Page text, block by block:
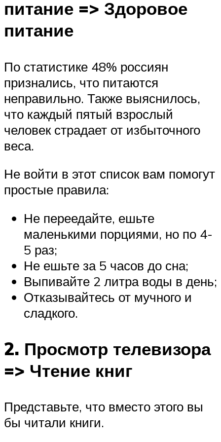
питание => Здоровое
питание
По статистике 48% россиян
признались, что питаются
неправильно. Также выяснилось,
что каждый пятый взрослый
человек страдает от избыточного
веса.
Не войти в этот список вам помогут
простые правила:
Не переедайте, ешьте
маленькими порциями, но по 4-
5 раз;
Не ешьте за 5 часов до сна;
Выпивайте 2 литра воды в день;
Отказывайтесь от мучного и
сладкого.
2. Просмотр телевизора
=> Чтение книг
Представьте, что вместо этого вы
бы читали книги.